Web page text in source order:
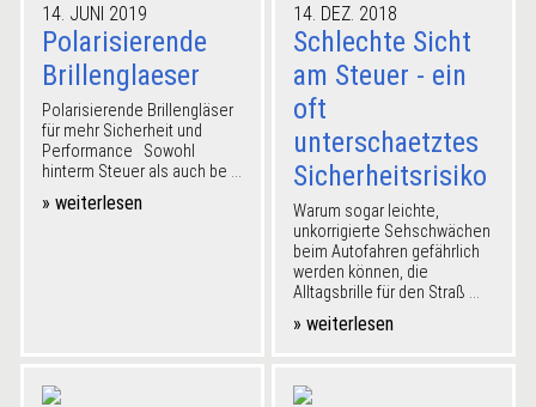
14. JUNI 2019
Polarisierende
Brillenglaeser
Polarisierende Brillengläser
für mehr Sicherheit und
Performance Sowohl
hinterm Steuer als auch be ...
» weiterlesen
14. DEZ. 2018
Schlechte Sicht
am Steuer - ein
oft
unterschaetztes
Sicherheitsrisiko
Warum sogar leichte,
unkorrigierte Sehschwächen
beim Autofahren gefährlich
werden können, die
Alltagsbrille für den Straß ...
» weiterlesen